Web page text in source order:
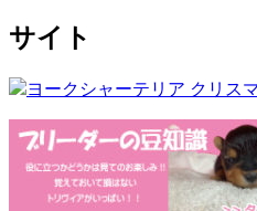
ペットを飼う際、愛情を持っ
すが、それと同じくらいしつ
は、飼い主様へのお引渡しの
りとした育成を行い、飼い主
っております。
2020.11.27
サイト